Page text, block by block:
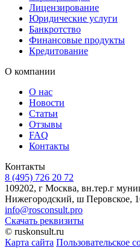
Лицензирование
Юридические услуги
Банкротство
Финансовые продукты
Кредитование
О компании
О нас
Новости
Статьи
Отзывы
FAQ
Контакты
Контакты
8 (495) 726 20 72
109202, г Москва, вн.тер.г
Нижегородский, ш Перовское,
info@rosconsult.pro
Скачать реквизиты
© ruskonsult.ru
Карта сайта Пользовательское